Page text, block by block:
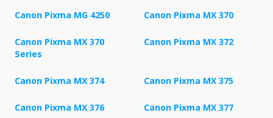
Canon Pixma MG 4250 Canon Pixma MX 370
Canon Pixma MX 370
Series
Canon Pixma MX 372
Canon Pixma MX 374 Canon Pixma MX 375
Canon Pixma MX 376 Canon Pixma MX 377